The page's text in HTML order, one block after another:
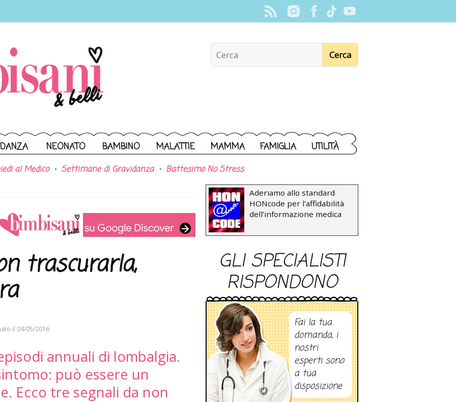
NEONATO BAMBINO MALATTIE MAMMA FAMIGLIA UTILITÀ
al Medico Settimane di Gravidanza Battesimo No Stress
trascurarla,
il 04/05/2016
annuali di lombalgia.
può essere un
Ecco tre segnali da non
Aderiamo allo standard
HONcode per l’affidabilità
dell’informazione medica
GLI SPECIALISTI
RISPONDONO
Fai la tua
domanda, i
nostri
esperti sono
a tua
disposizione